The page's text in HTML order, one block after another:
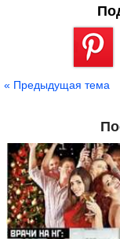
« Предыдущая тема